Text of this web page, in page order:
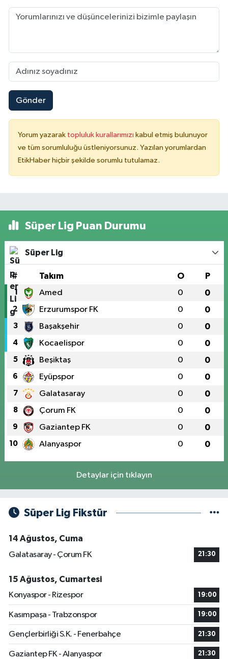
Gönder
Yorum yazarak topluluk kurallarımızı kabul etmiş bulunuyor
ve tüm sorumluluğu üstleniyorsunuz. Yazılan yorumlardan
EtikHaber hiçbir şekilde sorumlu tutulamaz.
Süper Lig Puan Durumu
Süper Lig
# Takım O P
1 Amed 0 0
2 Erzurumspor FK 0 0
3 Başakşehir 0 0
4 Kocaelispor 0 0
5 Beşiktaş 0 0
6 Eyüpspor 0 0
7 Galatasaray 0 0
8 Çorum FK 0 0
9 Gaziantep FK 0 0
10 Alanyaspor 0 0
Detaylar için tıklayın
Süper Lig Fikstür
14 Ağustos, Cuma
Galatasaray - Çorum FK
21:30
15 Ağustos, Cumartesi
Konyaspor - Rizespor
19:00
Kasımpaşa - Trabzonspor 19:00
Gençlerbirliği S.K. - Fenerbahçe 21:30
Gaziantep FK - Alanyaspor 21:30